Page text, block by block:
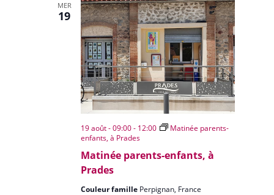
MER
19
Matinée parents-enfants, à
Prades
19 août - 09:00- 12:00
Matinée parents-
enfants, à Prades
Couleur famille Perpignan, France